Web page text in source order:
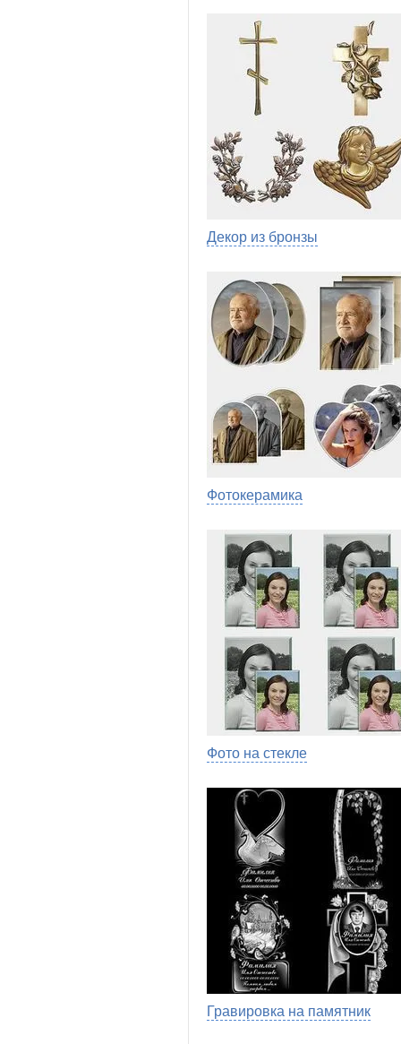
Декор из бронзы
Фотокерамика
Фото на стекле
Гравировка на памятник